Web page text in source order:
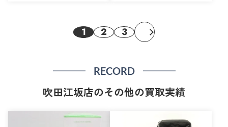
1 2 3
RECORD
吹田江坂店のその他の買取実績